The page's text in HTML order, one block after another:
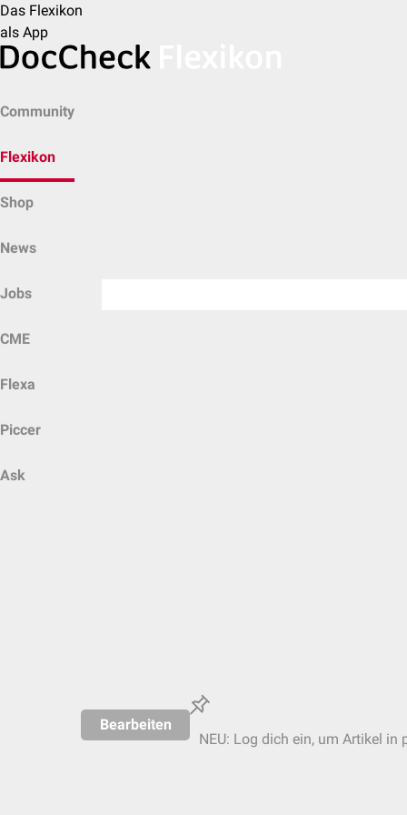
Das Flexikon
als App
Community
Flexikon
Shop
News
Jobs
CME
Flexa
Piccer
Ask
Bearbeiten
NEU: Log dich ein, um Artikel